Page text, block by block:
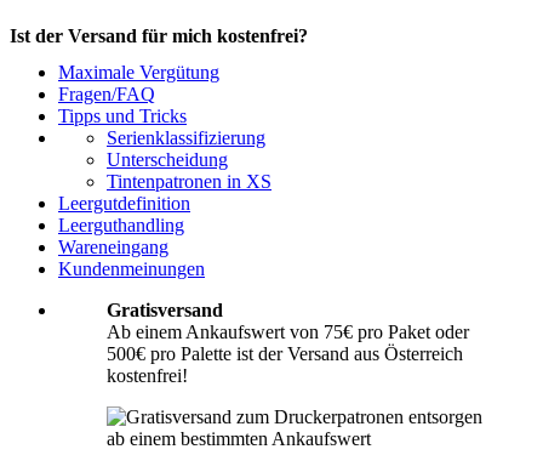
Ist der Versand für mich kostenfrei?
Ein kostenfreier Versand aus Österreich (per Paketmarke oder Abholung) ist
erst ab einem Ankaufswert von 75,00€ pro Paket bzw. 500,00€ pro Palette
möglich. Unter diesen Werten belaufen sich die Rücksendekosten auf 10,71€
pro Paket bzw. 119,00€ pro Palette (inkl. MwSt.). Diese werden vom
eingesandten Ankaufswert abgezogen. Falls Sie die o. g. Werte nicht
erreichen, empfehlen wir Ihnen den Versand auf eigene Kosten! Unter
Versand können Sie den Versandablauf beginnen.
Wie muss ich die Kartuschen und Patronen verpacken?
sich um hochempfindliche Konstruktionen. Daher ist es wichtig, dass Sie für
eine sichere Transportverpackung sorgen. Die Verpackung muss den Inhalt
der Sendung gegen Beanspruchungen, denen sie normalerweise während des
Versandes ausgesetzt ist (z.B. durch Druck, Stoß, Fall oder Vibration) sicher
Informationen hierzu finden Sie unter Richtig packen.
Maximale Vergütung
Fragen/FAQ
Tipps und Tricks
Serienklassifizierung
Unterscheidung
Tintenpatronen in XS
Leergutdefinition
Leerguthandling
Wareneingang
Kundenmeinungen
Gratisversand
Ab einem Ankaufswert von 75€ pro Paket oder
500€ pro Palette ist der Versand aus Österreich
kostenfrei!